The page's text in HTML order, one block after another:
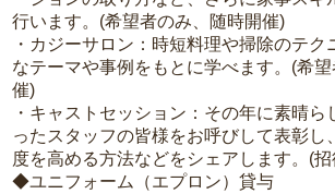
行います。(希望者のみ、随時開催)
・カジーサロン：時短料理や掃除のテク
なテーマや事例をもとに学べます。(希
催)
・キャストセッション：その年に素晴ら
ったスタッフの皆様をお呼びして表彰し
度を高める方法などをシェアします。(
◆ユニフォーム（エプロン）貸与